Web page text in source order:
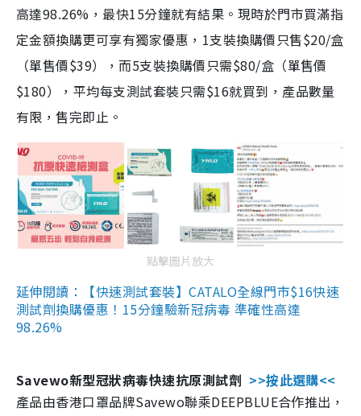
高達98.26%，最快15分鐘就有結果。現時於門市買滿指
定金額換購更可享有獨家優惠，1支裝換購價只售$20/盒
（單售價$39），而5支裝換購價只需$80/盒（單售價
$180），平均每支測試套裝只需$16就買到，產品數量
有限，售完即止。
點擊圖片放大
延伸閱讀：【快速測試套裝】CATALO全線門市$16快速
測試劑換購優惠！15分鐘驗新冠病毒 準確性高達
98.26%
Savewo新型冠狀病毒快速抗原測試劑 >>按此選購<<
產品由香港口罩品牌Savewo聯乘DEEPBLUE合作推出，